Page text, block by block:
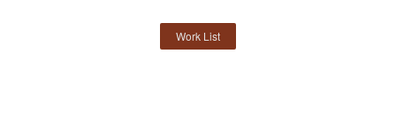
Work List